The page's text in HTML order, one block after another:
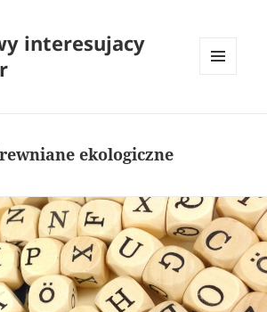
interesujacy
ekologiczne